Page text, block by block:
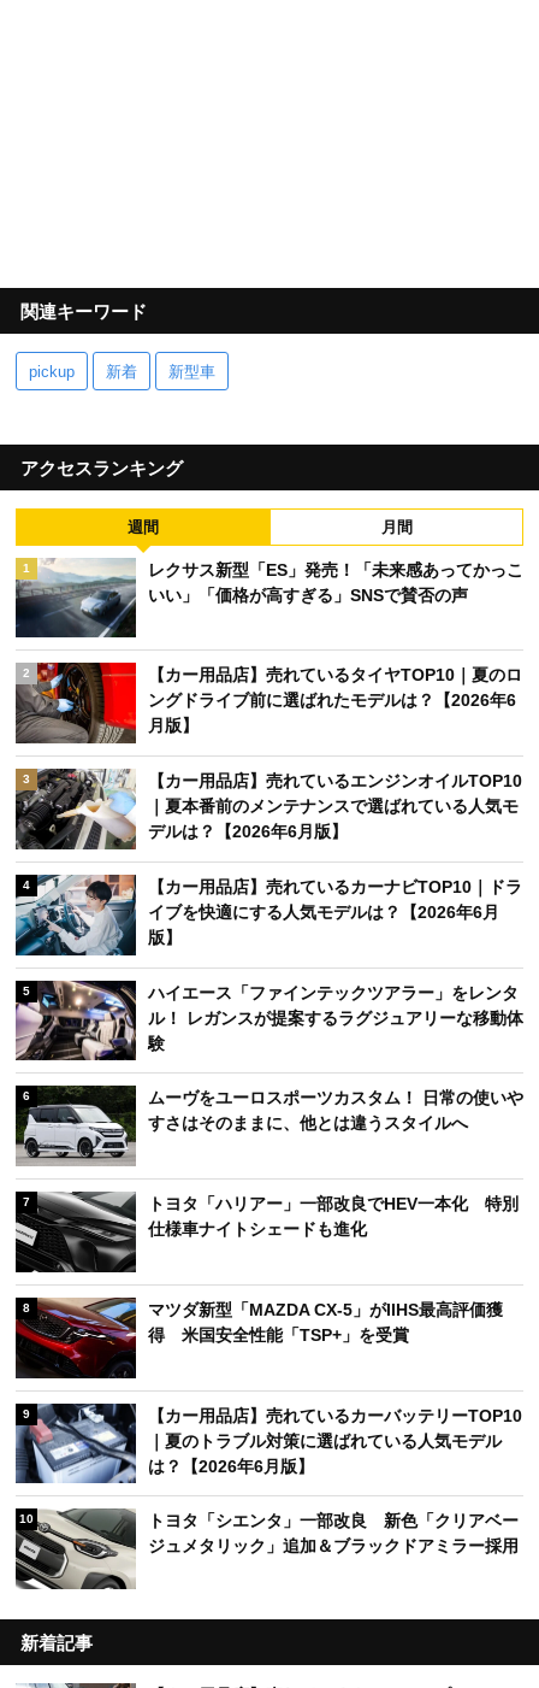
関連キーワード
pickup 新着 新型車
アクセスランキング
週間 月間
1
レクサス新型「ES」発売！「未来感あってかっこ
いい」「価格が高すぎる」SNSで賛否の声
2
【カー用品店】売れているタイヤTOP10｜夏のロ
ングドライブ前に選ばれたモデルは？【2026年6
月版】
3
【カー用品店】売れているエンジンオイルTOP10
｜夏本番前のメンテナンスで選ばれている人気モ
デルは？【2026年6月版】
4
【カー用品店】売れているカーナビTOP10｜ドラ
イブを快適にする人気モデルは？【2026年6月
版】
5
ハイエース「ファインテックツアラー」をレンタ
ル！ レガンスが提案するラグジュアリーな移動体
験
6
ムーヴをユーロスポーツカスタム！ 日常の使いや
すさはそのままに、他とは違うスタイルへ
7
トヨタ「ハリアー」一部改良でHEV一本化 特別
仕様車ナイトシェードも進化
8
マツダ新型「MAZDA CX-5」がIIHS最高評価獲
得 米国安全性能「TSP+」を受賞
9
【カー用品店】売れているカーバッテリーTOP10
｜夏のトラブル対策に選ばれている人気モデル
は？【2026年6月版】
10
トヨタ「シエンタ」一部改良 新色「クリアベー
ジュメタリック」追加＆ブラックドアミラー採用
新着記事